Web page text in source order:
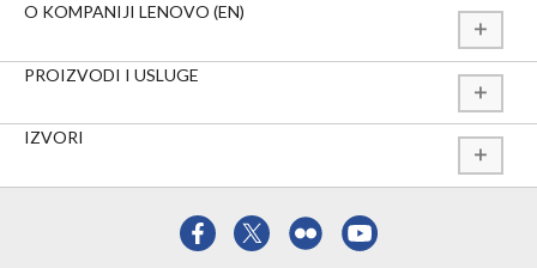
O KOMPANIJI LENOVO (EN)
PROIZVODI I USLUGE
IZVORI